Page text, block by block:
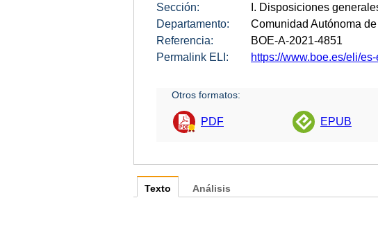
Sección:
I. Disposiciones
Departamento:
Comunidad Autónoma
Referencia:
BOE-A-2021-4851
Permalink ELI:
https://www.boe.es/eli/
Otros formatos:
PDF EPUB
Texto Análisis